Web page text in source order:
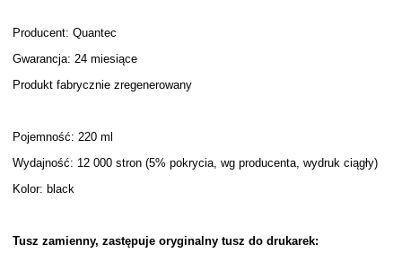
Producent: Quantec
Gwarancja: 24 miesiące
Produkt fabrycznie zregenerowany
Pojemność: 220 ml
Wydajność: 12 000 stron (5% pokrycia, wg producenta, wydruk ciągły)
Kolor: black
Tusz zamienny, zastępuje oryginalny tusz do drukarek: